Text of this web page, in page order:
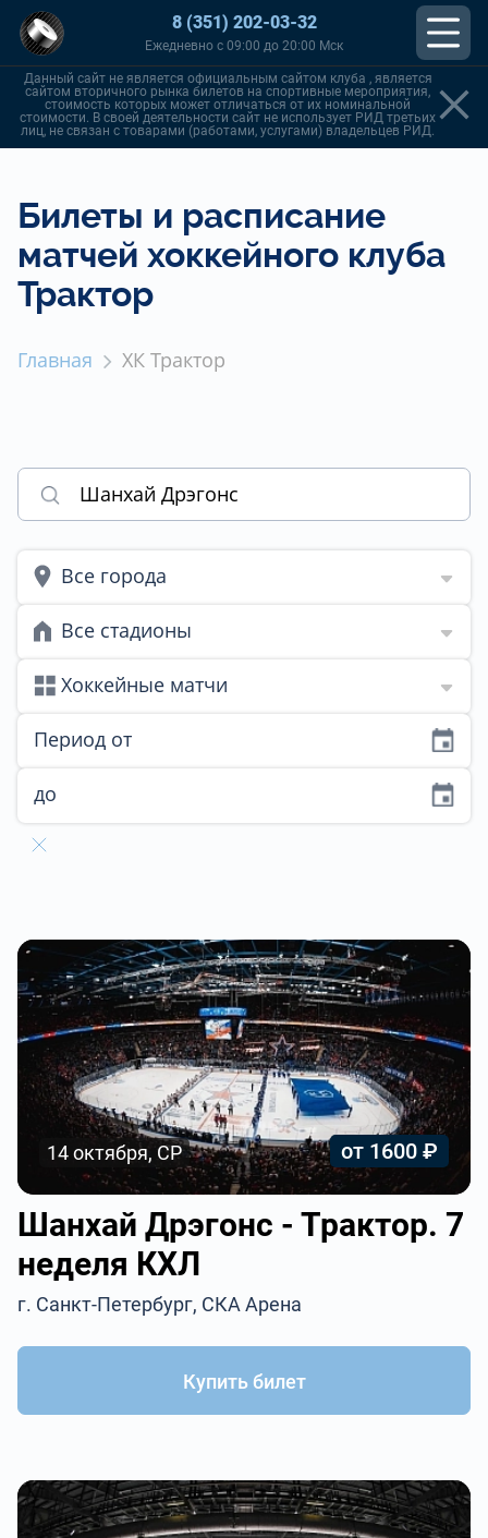
8 (351) 202-03-32
Ежедневно с 09:00 до 20:00 Мск
Данный сайт не является официальным сайтом клуба , является
сайтом вторичного рынка билетов на спортивные мероприятия,
стоимость которых может отличаться от их номинальной
стоимости. В своей деятельности сайт не использует РИД третьих
лиц, не связан с товарами (работами, услугами) владельцев РИД.
Билеты и расписание
матчей хоккейного клуба
Трактор
Главная ХК Трактор
Все города
Все стадионы
Хоккейные матчи
Период от
до
14 октября, СР от 1600 ₽
Шанхай Дрэгонс - Трактор. 7
неделя КХЛ
г. Санкт-Петербург, СКА Арена
Купить билет